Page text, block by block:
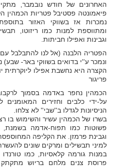
האחרונים של חודש נובמבר,
פיאמונטה פסטיבל פטריות הכמהין
נמכרות אז בשווקי האזור
ומתווספת למנות כמו ריזוטו,
וגבינות ואפילו חביתות.
הפטריה הלבנה (אל לנו להתבלבל
ונמכר ע''י בדואים בשווקי באר-
הקצרה היא נחשבת אפילו ליוקרתית
פריגור
הכמהין נחפר באדמה בסמוך
על-ידי כלבים וחזירים
הניסיונות לגדלו ב''שבי'' לא צלחו.
בשרו של הכמהין עשיר והשימוש בו
פשוטות כמו תפוח-אדמה
וגבינת פרמזן. את הקליפה
למיני תבשילים ומרקים שונים
במנות גורמה קלאסיות, כמו
פרוסת צנים מלחם בריוש